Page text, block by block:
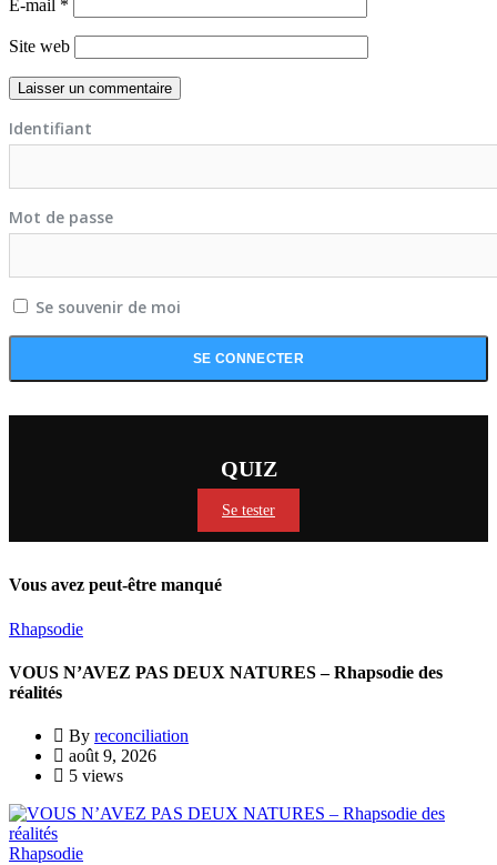
E-mail *
Site web
Identifiant
Mot de passe
Se souvenir de moi
QUIZ
Se tester
Vous avez peut-être manqué
Rhapsodie
VOUS N’AVEZ PAS DEUX NATURES – Rhapsodie des
réalités
By reconciliation
août 9, 2026
5 views
Rhapsodie